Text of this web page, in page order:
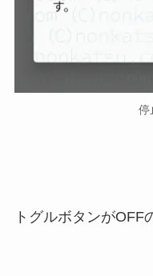
停
トグルボタンがOFF